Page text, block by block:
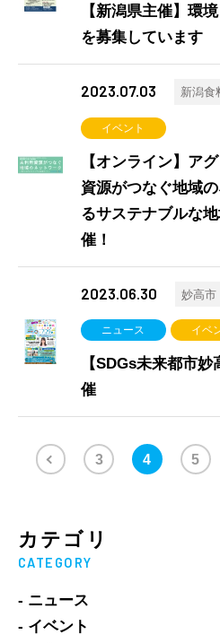
【新潟県主催】環
を募集しています
2023.07.03 新潟食
イベント
【オンライン】ア
資源がつなぐ地域
るサステナブルな
催！
2023.06.30 妙高市
ニュース イベ
【SDGs未来都市
催
3 4 5
カテゴリ
CATEGORY
- ニュース
- イベント